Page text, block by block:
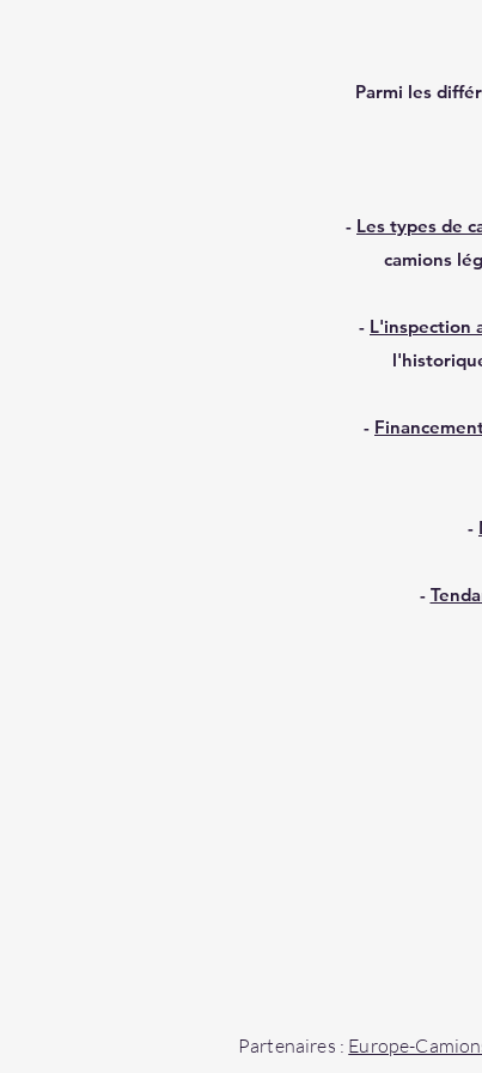
Parmi les
- Les types de
camions
- L'inspection
-
-
-
Partenaires : Europe-